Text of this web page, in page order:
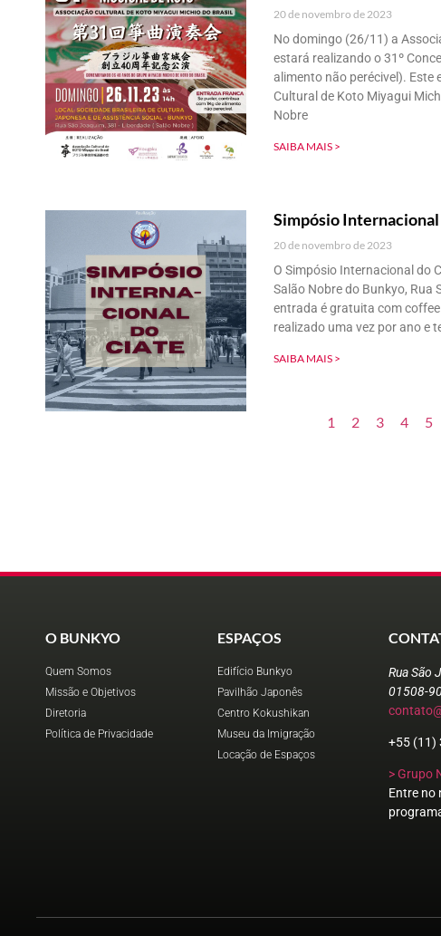
20 de novembro de 2023
No domingo (26/11) a
estará realizando o 31º
alimento não perécivel). Este
Cultural de Koto Miyagui
Nobre
SAIBA MAIS >
Simpósio Internacional
20 de novembro de 2023
O Simpósio Internacional do
Salão Nobre do Bunkyo, Rua
entrada é gratuita com
realizado uma vez por ano e
SAIBA MAIS >
1 2 3 4 5
O BUNKYO
Quem Somos
Missão e Objetivos
Diretoria
Política de Privacidade
ESPAÇOS
Edifício Bunkyo
Pavilhão Japonês
Centro Kokushikan
Museu da Imigração
Locação de Espaços
Rua São
01508-
+55 (11)
> Grupo
Entre no